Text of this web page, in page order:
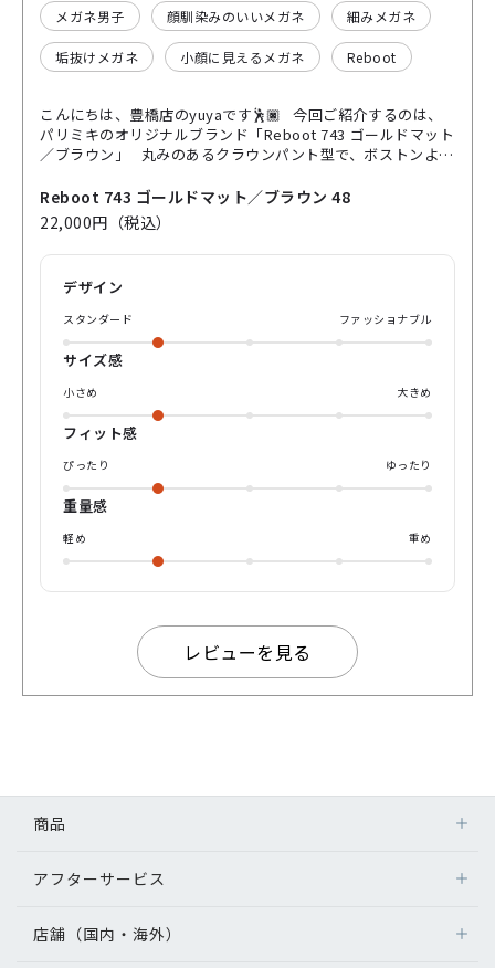
メガネ男子 顔馴染みのいいメガネ 細みメガネ
垢抜けメガネ 小顔に見えるメガネ Reboot
こんにちは、豊橋店のyuyaです🕺🏿 今回ご紹介するのは、
パリミキのオリジナルブランド「Reboot 743 ゴールドマット
／ブラウン」 丸みのあるクラウンパント型で、ボストンより
りすぎ感はないのに、かけるだけで雰囲気がグッと締まるの
がこのモデルの魅力！ フレームのつなぎ目部分は、見た目を
すっきりさせながらもしっかり安定する構造🌚 毎日使っても
歪みにくく、日本製ならではの丁寧な作りを感じられます！
か」に大きく関わってきます🤔 鼻元のブリッジは「マゲヤ
マ」と呼ばれる工程で、プレス後に再度曲げ加工を加えた立
体的な仕上がり！ 光が当たるとさりげなく表情が出るので、
写真に撮ったときも映えます🙊 マットなゴールドとブラウン
の組み合わせは肌なじみがよく、カジュアルにもきれいめに
も合わせやすい万能カラー！ 軽くて掛け心地もやさしいの
で、メガネ初心者さんにもおすすめ！🤵‍♂️ 「ちょっと雰囲気
変えたいな」という方は、ぜひ一度試してみてください◎
Reboot 743 ゴールドマット／ブラウン 48
22,000円（税込）
デザイン
スタンダード ファッショナブル
サイズ感
小さめ 大きめ
フィット感
ぴったり ゆったり
重量感
軽め 重め
レビューを見る
商品
アフターサービス
店舗（国内・海外）